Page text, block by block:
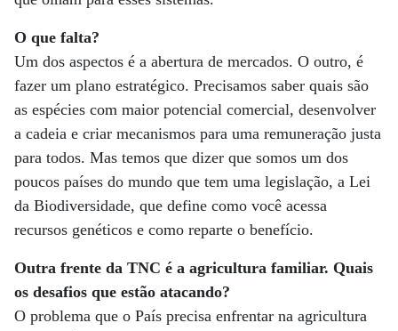
O que falta?
Um dos aspectos é a abertura de mercados. O outro, é
fazer um plano estratégico. Precisamos saber quais são
as espécies com maior potencial comercial, desenvolver
a cadeia e criar mecanismos para uma remuneração justa
para todos. Mas temos que dizer que somos um dos
poucos países do mundo que tem uma legislação, a Lei
da Biodiversidade, que define como você acessa
recursos genéticos e como reparte o benefício.
Outra frente da TNC é a agricultura familiar. Quais
os desafios que estão atacando?
O problema que o País precisa enfrentar na agricultura